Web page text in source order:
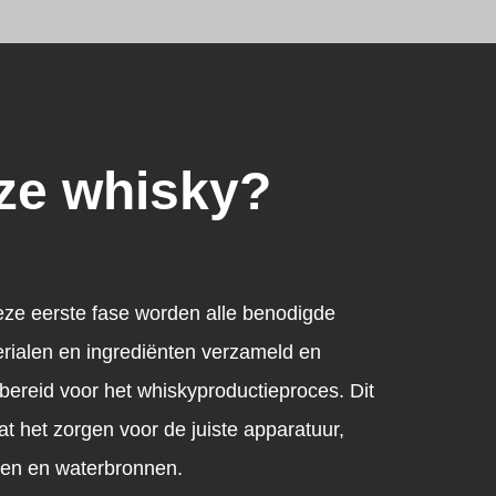
whisky?
het maischen worden de geselecteerde
zoals gerst, rogge of maïs, gemalen en
met water om zetmeel om te zetten in
Dit vormt de basis voor fermentatie en
voor de alcoholische inhoud van de